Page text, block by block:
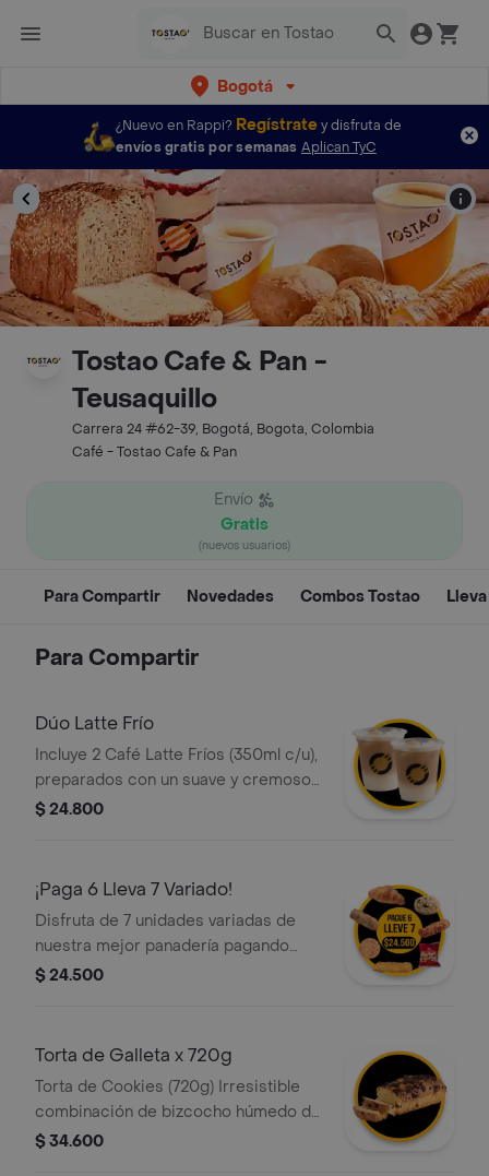
Bogotá
¿Nuevo en Rappi? Regístratey disfruta de
envíos gratis por semanas Aplican TyC
Tostao Cafe & Pan -
Teusaquillo
Carrera 24 #62-39, Bogotá, Bogota, Colombia
Café - Tostao Cafe & Pan
Envío
Gratis
(nuevos usuarios)
Para Compartir Novedades Combos Tostao
Para Compartir
Dúo Latte Frío
Incluye 2 Café Latte Fríos (350ml c/u),
preparados con un suave y cremoso
espresso porciento colombiano, la
compartir.
$ 24.800
¡Paga 6 Lleva 7 Variado!
Disfruta de 7 unidades variadas de
nuestra mejor panadería pagando
solo 6. Un mix perfecto que incluye
$ 24.500
Torta de Galleta x 720g
Torta de Cookies (720g) Irresistible
combinación de bizcocho húmedo de
chocolate oscuro con sutiles notas
$ 34.600